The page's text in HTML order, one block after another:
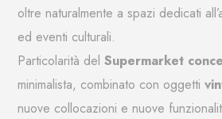
oltre naturalmente a spazi dedicati
ed eventi culturali.
Particolarità delSupermarket
minimalista, combinato con oggetti
nuove collocazioni e nuove